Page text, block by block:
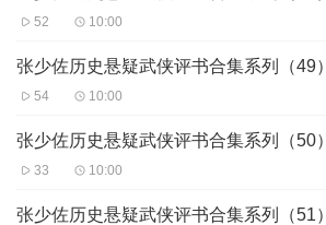
52 10:00
张少佐历史悬疑武侠评书合集系列（49）
54 10:00
张少佐历史悬疑武侠评书合集系列（50）
33 10:00
张少佐历史悬疑武侠评书合集系列（51）